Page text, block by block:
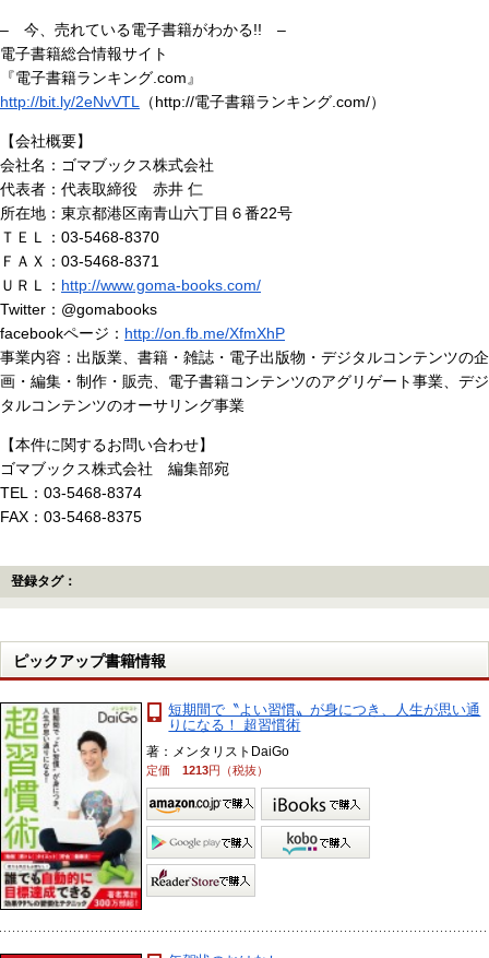
– 今、売れている電子書籍がわかる!! –
電子書籍総合情報サイト
『電子書籍ランキング.com』
http://bit.ly/2eNvVTL
（http://電子書籍ランキング.com/）
【会社概要】
会社名：ゴマブックス株式会社
代表者：代表取締役 赤井 仁
所在地：東京都港区南青山六丁目６番22号
ＴＥＬ：03-5468-8370
ＦＡＸ：03-5468-8371
ＵＲＬ： http://www.goma-books.com/
Twitter：@gomabooks
facebookページ： http://on.fb.me/XfmXhP
事業内容：出版業、書籍・雑誌・電子出版物・デジタルコンテンツの企
画・編集・制作・販売、電子書籍コンテンツのアグリゲート事業、デジ
タルコンテンツのオーサリング事業
【本件に関するお問い合わせ】
ゴマブックス株式会社 編集部宛
TEL：03-5468-8374
FAX：03-5468-8375
登録タグ：
ピックアップ書籍情報
短期間で〝よい習慣〟が身につき、人生が思い通
りになる！ 超習慣術
著：メンタリストDaiGo
定価1213円（税抜）